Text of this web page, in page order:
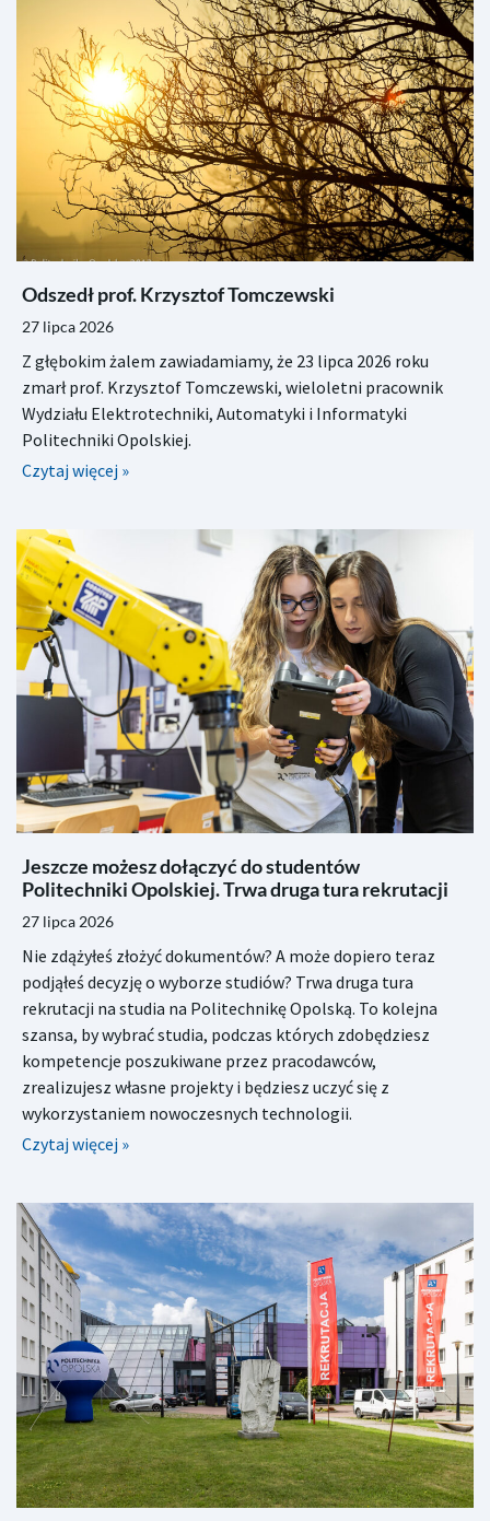
Odszedł prof. Krzysztof Tomczewski
27 lipca 2026
Z głębokim żalem zawiadamiamy, że 23 lipca 2026 roku
zmarł prof. Krzysztof Tomczewski, wieloletni pracownik
Wydziału Elektrotechniki, Automatyki i Informatyki
Politechniki Opolskiej.
Czytaj więcej »
Jeszcze możesz dołączyć do studentów
Politechniki Opolskiej. Trwa druga tura rekrutacji
27 lipca 2026
Nie zdążyłeś złożyć dokumentów? A może dopiero teraz
podjąłeś decyzję o wyborze studiów? Trwa druga tura
rekrutacji na studia na Politechnikę Opolską. To kolejna
szansa, by wybrać studia, podczas których zdobędziesz
kompetencje poszukiwane przez pracodawców,
zrealizujesz własne projekty i będziesz uczyć się z
wykorzystaniem nowoczesnych technologii.
Czytaj więcej »